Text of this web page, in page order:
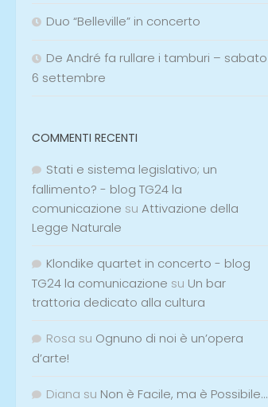
Duo “Belleville” in concerto
De André fa rullare i tamburi – sabato
6 settembre
COMMENTI RECENTI
Stati e sistema legislativo; un
fallimento? - blog TG24 la
comunicazione su Attivazione della
Legge Naturale
Klondike quartet in concerto - blog
TG24 la comunicazione su Un bar
trattoria dedicato alla cultura
Rosa su Ognuno di noi è un’opera
d’arte!
Diana su Non è Facile, ma è Possibile…